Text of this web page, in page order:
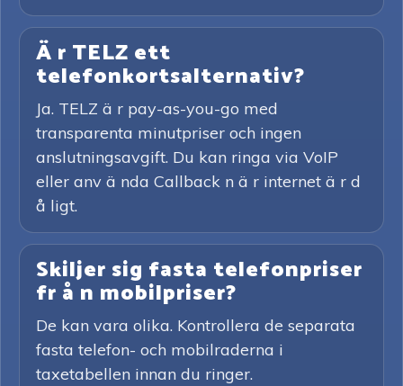
Ä r TELZ ett
telefonkortsalternativ?
Ja. TELZ ä r pay-as-you-go med
transparenta minutpriser och ingen
anslutningsavgift. Du kan ringa via VoIP
eller anv ä nda Callback n ä r internet ä r d
å ligt.
Skiljer sig fasta telefonpriser
fr å n mobilpriser?
De kan vara olika. Kontrollera de separata
fasta telefon- och mobilraderna i
taxetabellen innan du ringer.